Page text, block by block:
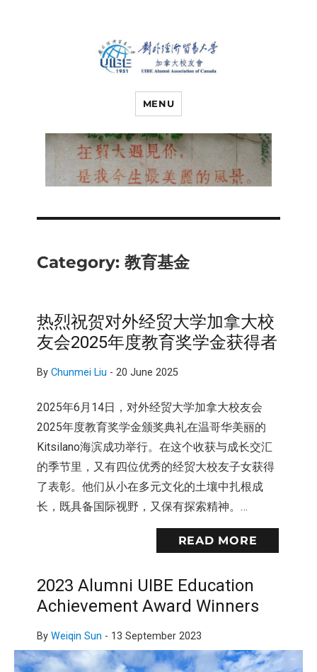
对外经济贸易
大学加拿大校
友会
MENU
Category: 教育基金
热烈祝贺对外经贸大学加拿大校
友会2025年度教育奖学金获得者
By Chunmei Liu - 20 June 2025
2025年6月14日，对外经贸大学加拿大校友会
2025年度教育奖学金颁奖典礼在温哥华美丽的
Kitsilano海滨成功举行。在这个收获与成长交汇
的季节里，又有四位优秀的经贸大校友子女获得
了表彰。他们从小在多元文化的土壤中扎根成
长，既具备国际视野，又保有探索精神。…
READ MORE
2023 Alumni UIBE Education
Achievement Award Winners
By Weiqin Sun - 13 September 2023